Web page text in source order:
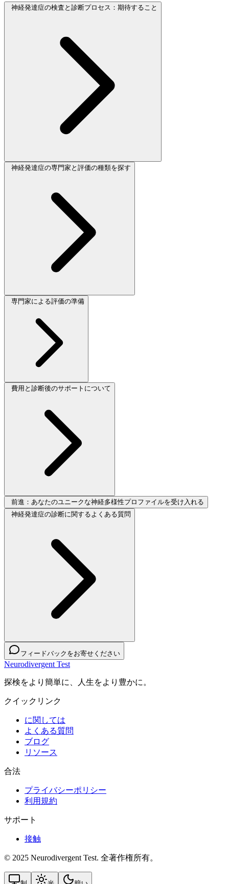
神経発達症の検査と診断プロセス：期待すること
神経発達症の専門家と評価の種類を探す
専門家による評価の準備
費用と診断後のサポートについて
前進：あなたのユニークな神経多様性プロファイルを受け入れる
神経発達症の診断に関するよくある質問
フィードバックをお寄せください
Neurodivergent Test
探検をより簡単に、人生をより豊かに。
クイックリンク
に関しては
よくある質問
ブログ
リソース
合法
プライバシーポリシー
利用規約
サポート
接触
© 2025 Neurodivergent Test. 全著作権所有。